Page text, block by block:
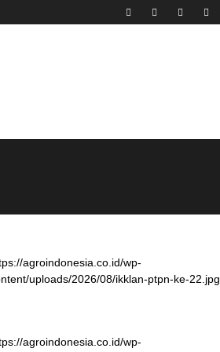
agroindonesia.co.id/wp-
uploads/2026/08/ikklan-ptpn-ke-22.jpg
agroindonesia.co.id/wp-